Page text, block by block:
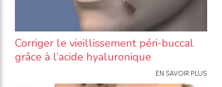
Corriger le vieillissement péri-buccal
grâce à l’acide hyaluronique
EN SAVOIR PLUS